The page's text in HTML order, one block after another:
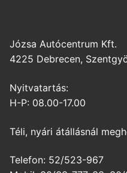
Józsa Autócentrum Kft.
4225 Debrecen,
Nyitvatartás:
H-P: 08.00-17.00
Téli, nyári átállásnál
Telefon: 52/523-967